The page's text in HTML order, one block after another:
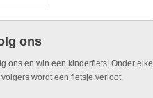
ons
ons en win een kinderfiets! Onder elke
wordt een fietsje verloot.